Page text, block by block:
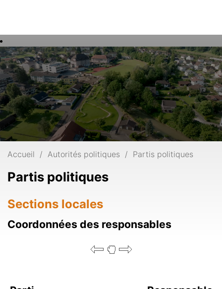
Mots
clés
Accueil Autorités politiques Partis politiques
Partis politiques
Sections locales
Coordonnées des responsables